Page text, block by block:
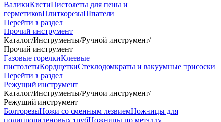
ВаликиКистиПистолеты для пены и
герметиковПлиткорезыШпатели
Перейти в раздел
Прочий инструмент
Каталог/Инструменты/Ручной инструмент/
Прочий инструмент
Газовые горелкиКлеевые
пистолетыКордщеткиСтеклодомкраты и вакуумные присоски
Перейти в раздел
Режущий инструмент
Каталог/Инструменты/Ручной инструмент/
Режущий инструмент
БолторезыНожи со сменным лезвиемНожницы для
полипропиленовых трубНожницы по металлу